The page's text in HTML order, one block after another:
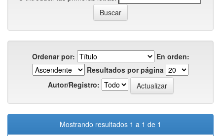
Ordenar por:
En orden:
Resultados por página
Autor/Registro:
Mostrando resultados 1 a 1 de 1